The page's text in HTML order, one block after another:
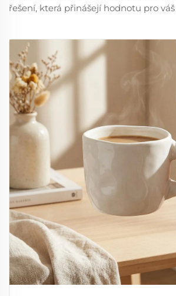
řešení, která přinášejí hodnotu pro